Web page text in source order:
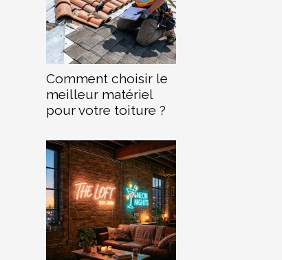
Comment choisir le
meilleur matériel
pour votre toiture ?